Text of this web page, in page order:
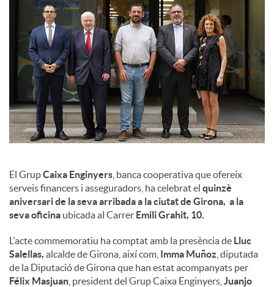
s
El GrupCaixa Enginyers , banca cooperativa que ofereix
serveis financers i asseguradors, ha celebrat el quinzè
aniversari de la seva arribada a la ciutat de Girona, a la
seva oficina ubicada al Carrer Emili Grahit, 10.
L'acte commemoratiu ha comptat amb la presència de Lluc
Salellas, alcalde de Girona, així com, Imma Muñoz , diputada
de la Diputació de Girona que han estat acompanyats per
Félix Masjuan , president del Grup Caixa Enginyers, Juanjo